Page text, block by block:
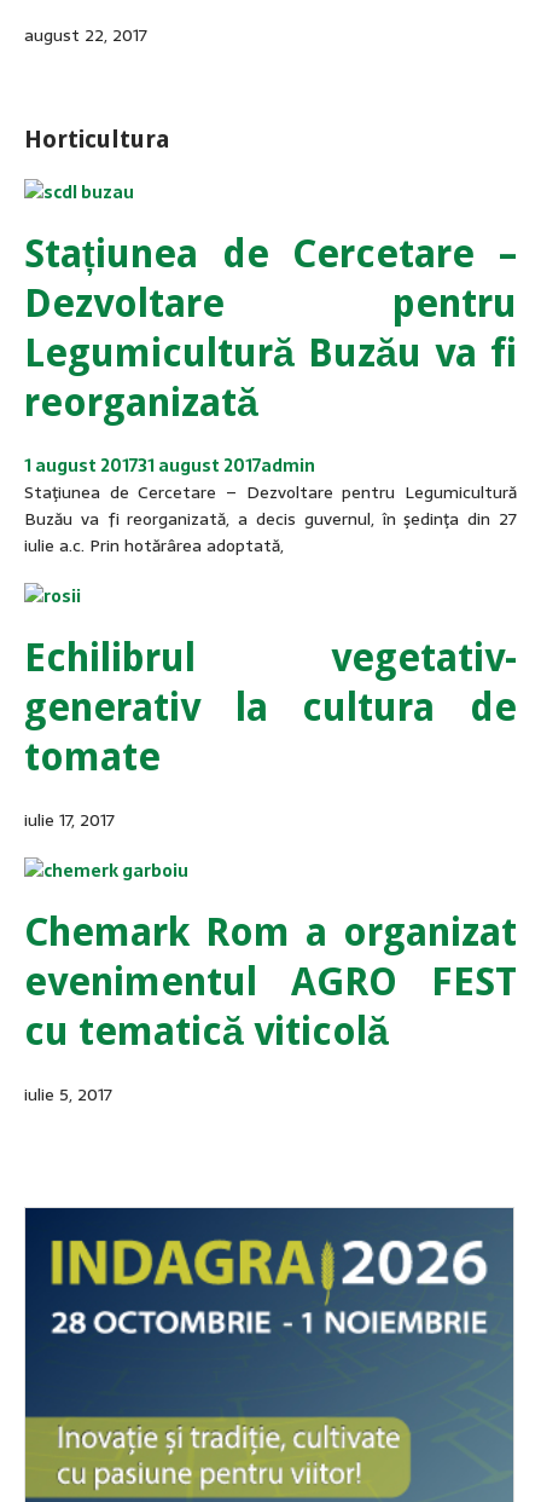
august 22, 2017
Horticultura
Stațiunea de Cercetare –
Dezvoltare pentru
Legumicultură Buzău va fi
reorganizată
1 august 201731 august 2017admin
Staţiunea de Cercetare – Dezvoltare pentru Legumicultură
Buzău va fi reorganizată, a decis guvernul, în şedinţa din 27
iulie a.c. Prin hotărârea adoptată,
Echilibrul vegetativ-
generativ la cultura de
tomate
iulie 17, 2017
Chemark Rom a organizat
evenimentul AGRO FEST
cu tematică viticolă
iulie 5, 2017